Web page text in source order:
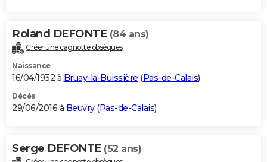
Roland DEFONTE (84 ans)
Créer une cagnotte obsèques
Naissance
16/04/1932 à Bruay-la-Buissière (Pas-de-Calais)
Décès
29/06/2016 à Beuvry(Pas-de-Calais)
Serge DEFONTE (52 ans)